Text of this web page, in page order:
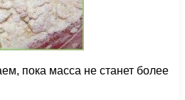
пока масса не станет более